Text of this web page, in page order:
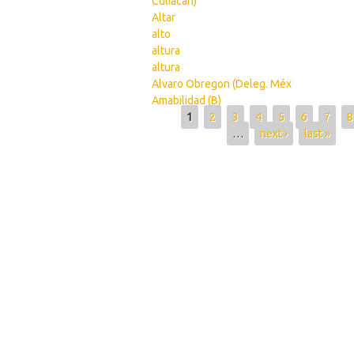
Altar
alto
altura
altura
Alvaro Obregon (Deleg. Méx
Amabilidad (B)
Pages
1 2 3 4 5 6 7
8
…
next › last »